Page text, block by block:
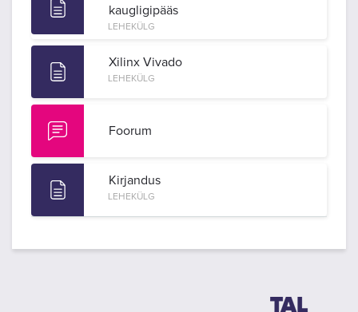
kaugligipääs
LEHEKÜLG
Xilinx Vivado
LEHEKÜLG
Foorum
Kirjandus
LEHEKÜLG